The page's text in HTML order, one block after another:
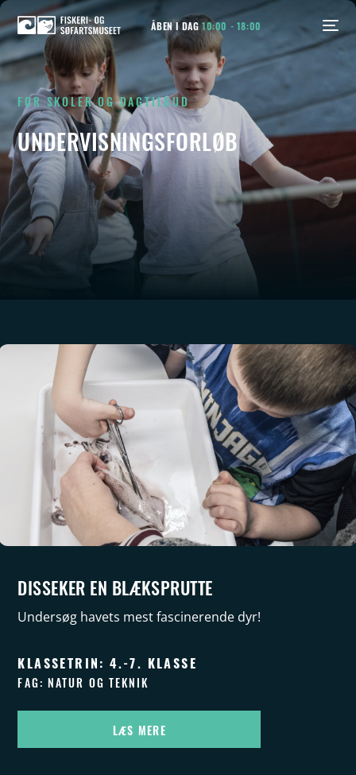
ÅBEN I DAG10:00 - 18:00
FOR SKOLER OG DAGTILBUD
UNDERVISNINGSFORLØB
DISSEKER EN BLÆKSPRUTTE
Undersøg havets mest fascinerende dyr!
KLASSETRIN: 4.-7. KLASSE
FAG: NATUR OG TEKNIK
LÆS MERE